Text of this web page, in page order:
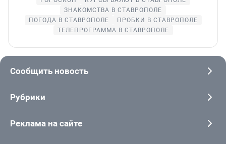
ЗНАКОМСТВА В СТАВРОПОЛЕ
ПОГОДА В СТАВРОПОЛЕ
ПРОБКИ В СТАВРОПОЛЕ
ТЕЛЕПРОГРАММА В СТАВРОПОЛЕ
Сообщить новость
Рубрики
Реклама на сайте